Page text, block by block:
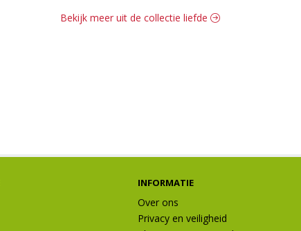
Bekijk meer uit de collectie liefde
INFORMATIE
Over ons
Privacy en veiligheid